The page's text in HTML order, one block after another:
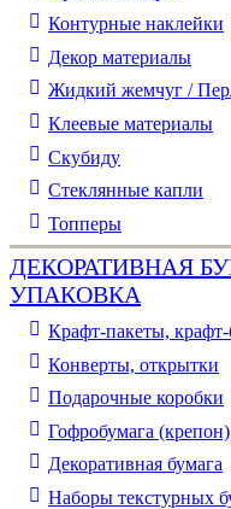
Контурные наклейки
Декор материалы
Жидкий жемчуг /
Клеевые материалы
Скубиду
Стеклянные капли
Топперы
ДЕКОРАТИВНАЯ
УПАКОВКА
Крафт-пакеты, крафт-
Конверты, открытки
Подарочные коробки
Гофробумага (крепон)
Декоративная бумага
Наборы текстурных